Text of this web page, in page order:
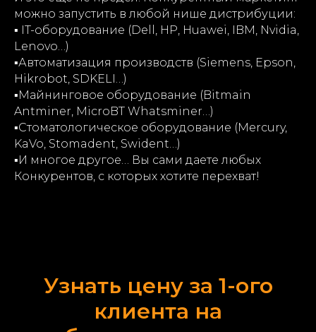
можно запустить в любой нише дистрибуции:
▪️ IT-оборудование (Dell, HP, Huawei, IBM, Nvidia,
Lenovo…)
▪️Автоматизация производств (Siemens, Epson,
Hikrobot, SDKELI…)
▪️Майнинговое оборудование (Bitmain
Antminer, MicroBT Whatsminer…)
▪️Стоматологическое оборудование (Mercury,
KaVo, Stomadent, Swident…)
▪️И многое другое… Вы сами даете любых
Конкурентов, с которых хотите перехват!
Узнать цену за 1-ого
клиента на